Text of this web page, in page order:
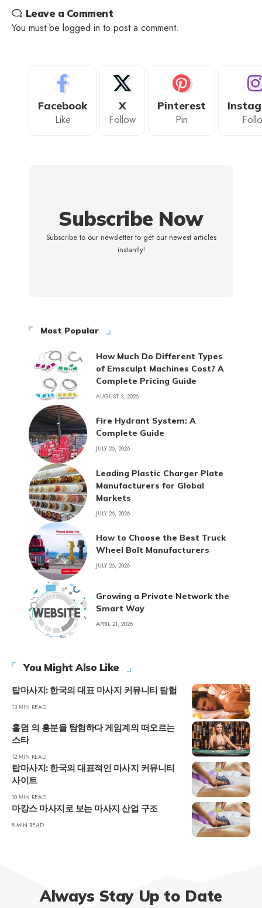
Leave a Comment
You must be logged in to post a comment.
Facebook
Like
X
Follow
Pinterest
Pin
Subscribe Now
Subscribe to our newsletter to get our newest articles
instantly!
Most Popular
How Much Do Different Types
of Emsculpt Machines Cost? A
Complete Pricing Guide
AUGUST 3, 2026
Fire Hydrant System: A
Complete Guide
JULY 26, 2026
Leading Plastic Charger Plate
Manufacturers for Global
Markets
JULY 26, 2026
How to Choose the Best Truck
Wheel Bolt Manufacturers
JULY 26, 2026
Growing a Private Network the
Smart Way
APRIL 21, 2026
You Might Also Like
탑마사지: 한국의 대표 마사지 커뮤니티 탐험
13 MIN READ
홀덤 의 흥분을 탐험하다 게임계의 떠오르는
스타
12 MIN READ
탑마사지: 한국의 대표적인 마사지 커뮤니티
사이트
10 MIN READ
마캉스 마사지로 보는 마사지 산업 구조
8 MIN READ
Always Stay Up to Date